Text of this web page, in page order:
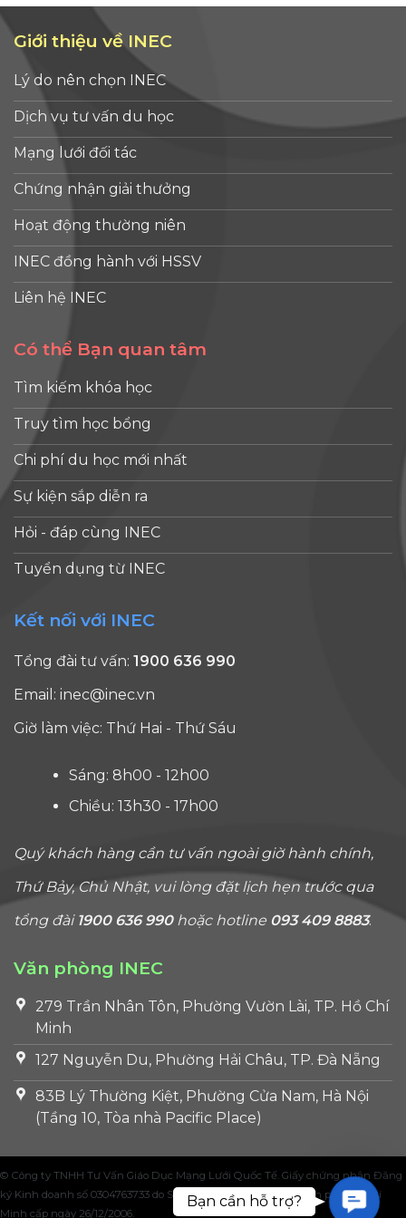
Giới thiệu về INEC
Lý do nên chọn INEC
Dịch vụ tư vấn du học
Mạng lưới đối tác
Chứng nhận giải thưởng
Hoạt động thường niên
INEC đồng hành với HSSV
Liên hệ INEC
Có thể Bạn quan tâm
Tìm kiếm khóa học
Truy tìm học bổng
Chi phí du học mới nhất
Sự kiện sắp diễn ra
Hỏi - đáp cùng INEC
Tuyển dụng từ INEC
Kết nối với INEC
Tổng đài tư vấn: 1900 636 990
Email: inec@inec.vn
Giờ làm việc: Thứ Hai - Thứ Sáu
Sáng: 8h00 - 12h00
Chiều: 13h30 - 17h00
Quý khách hàng cần tư vấn ngoài giờ hành chính,
Thứ Bảy, Chủ Nhật, vui lòng đặt lịch hẹn trước qua
tổng đài 1900 636 990hoặc hotline 093 409 8883.
Văn phòng INEC
279 Trần Nhân Tôn, Phường Vườn Lài, TP. Hồ Chí
Minh
127 Nguyễn Du, Phường Hải Châu, TP. Đà Nẵng
83B Lý Thường Kiệt, Phường Cửa Nam, Hà Nội
(Tầng 10, Tòa nhà Pacific Place)
© Công ty TNHH Tư Vấn Giáo Dục Mạng Lưới Quốc Tế. Giấy chứng nhận Đăng
ký Kinh doanh số 0304763733 do Sở Kế hoạch và Đầu tư Thành phố Hồ Chí
Minh cấp ngày 26/12/2006.
Bạn cần hỗ trợ?